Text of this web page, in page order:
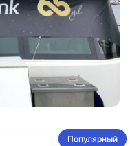
Популярный